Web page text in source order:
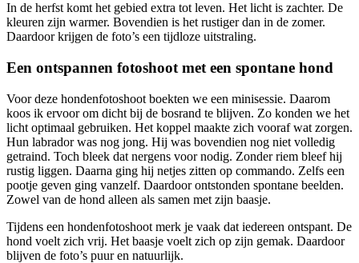
In de herfst komt het gebied extra tot leven. Het licht is zachter. De
kleuren zijn warmer. Bovendien is het rustiger dan in de zomer.
Daardoor krijgen de foto’s een tijdloze uitstraling.
Een ontspannen fotoshoot met een spontane hond
Voor deze hondenfotoshoot boekten we een minisessie. Daarom
koos ik ervoor om dicht bij de bosrand te blijven. Zo konden we het
licht optimaal gebruiken. Het koppel maakte zich vooraf wat zorgen.
Hun labrador was nog jong. Hij was bovendien nog niet volledig
getraind. Toch bleek dat nergens voor nodig. Zonder riem bleef hij
rustig liggen. Daarna ging hij netjes zitten op commando. Zelfs een
pootje geven ging vanzelf. Daardoor ontstonden spontane beelden.
Zowel van de hond alleen als samen met zijn baasje.
Tijdens een hondenfotoshoot merk je vaak dat iedereen ontspant. De
hond voelt zich vrij. Het baasje voelt zich op zijn gemak. Daardoor
blijven de foto’s puur en natuurlijk.